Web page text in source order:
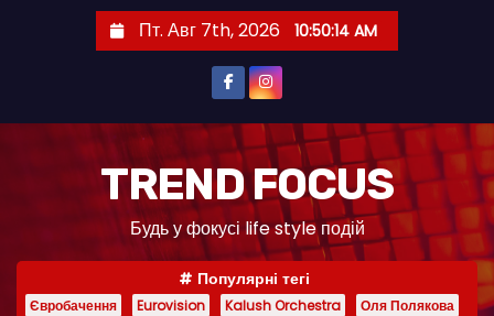
Пт. Авг 7th, 2026 10:50:14 AM
TREND FOCUS
Будь у фокусі life style подій
Популярні тегі
Євробачення Eurovision Kalush Orchestra
Оля Полякова